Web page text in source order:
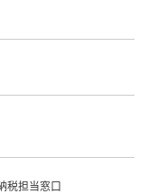
税担当窓口